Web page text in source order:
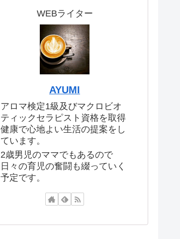
WEBライター
AYUMI
アロマ検定1級及びマクロビオ
ティックセラピスト資格を取得
健康で心地よい生活の提案をし
ています。
2歳男児のママでもあるので
日々の育児の奮闘も綴っていく
予定です。